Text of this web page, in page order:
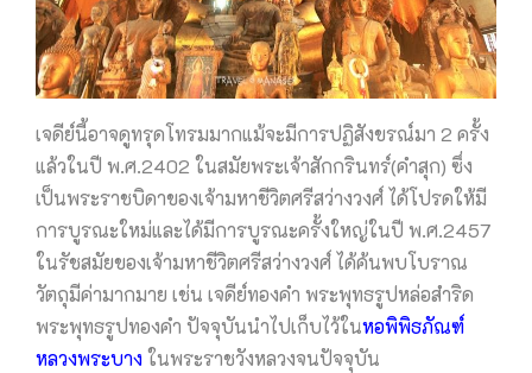
เจดีย์นี้อาจดูทรุดโทรมมากแม้จะมีการปฏิสังขรณ์มา 2 ครั้ง
แล้วในปี พ.ศ.2402 ในสมัยพระเจ้าสักกรินทร์(คำสุก) ซึ่ง
เป็นพระราชบิดาของเจ้ามหาชีวิตศรีสว่างวงศ์ ได้โปรดให้มี
การบูรณะใหม่และได้มีการบูรณะครั้งใหญ่ในปี พ.ศ.2457
ในรัชสมัยของเจ้ามหาชีวิตศรีสว่างวงศ์ ได้ค้นพบโบราณ
วัตถุมีค่ามากมาย เช่น เจดีย์ทองคำ พระพุทธรูปหล่อสำริด
พระพุทธรูปทองคำ ปัจจุบันนำไปเก็บไว้ในหอพิพิธภัณฑ์
หลวงพระบางในพระราชวังหลวงจนปัจจุบัน